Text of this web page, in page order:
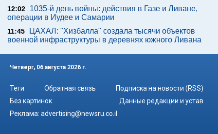
12:02
1035-й день войны: действия в Газе и Ливане,
операции в Иудее и Самарии
11:45
ЦАХАЛ: "Хизбалла" создала тысячи объектов
военной инфраструктуры в деревнях южного Ливана
Четверг, 06 августа 2026 г.
Теги Обратная связь
Подписка на новости (RSS)
Без картинок
Данные редакции и устав
Реклама: advertising@newsru.co.il